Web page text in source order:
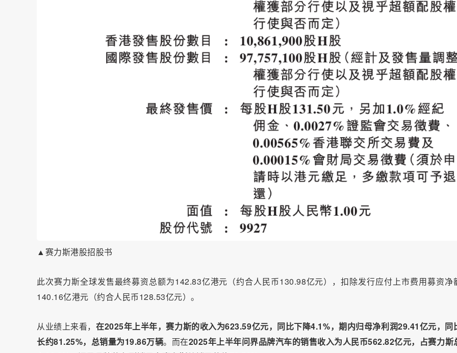
▲赛力斯港股招股书
此次赛力斯全球发售最终募资总额为142.83亿港元（约合人民币130.98亿元），扣除发行应付上市费用募资净
140.16亿港元 （约合人民币128.53亿元） 。
从业绩上来看， 在2025年上半年，赛力斯的收入为623.59亿元，同比下降4.1%，期内归母净利润29.41亿元，同
长约81.25%，总销量为19.86万辆。而在2025年上半年问界品牌汽车的销售收入为人民币562.82亿元，占赛力斯